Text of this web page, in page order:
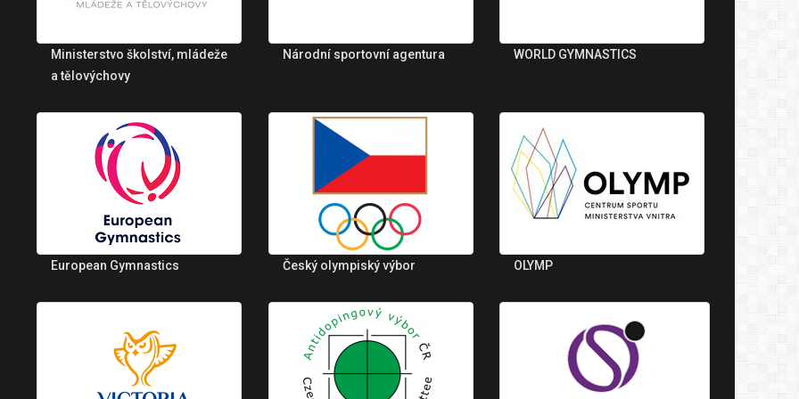
Ministerstvo školství, mládeže
a tělovýchovy
Národní sportovní agentura WORLD GYMNASTICS
European Gymnastics Český olympiský výbor OLYMP